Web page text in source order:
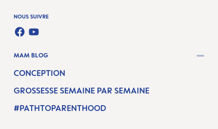
NOUS SUIVRE
FACEBOOK
YOUTUBE
MAM BLOG
CONCEPTION
GROSSESSE SEMAINE PAR SEMAINE
#PATHTOPARENTHOOD